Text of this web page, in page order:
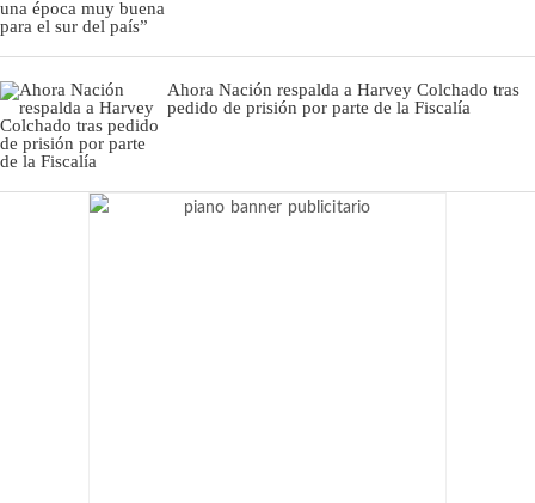
Ahora Nación respalda a Harvey Colchado tras
pedido de prisión por parte de la Fiscalía